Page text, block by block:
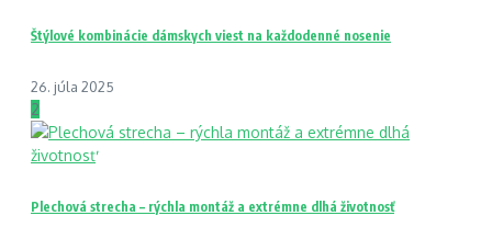
Štýlové kombinácie dámskych viest na každodenné nosenie
26. júla 2025
2
Plechová strecha – rýchla montáž a extrémne dlhá životnosť